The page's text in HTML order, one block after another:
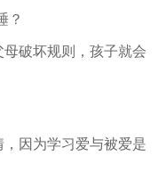
？
破坏规则，孩子就会
因为学习爱与被爱是